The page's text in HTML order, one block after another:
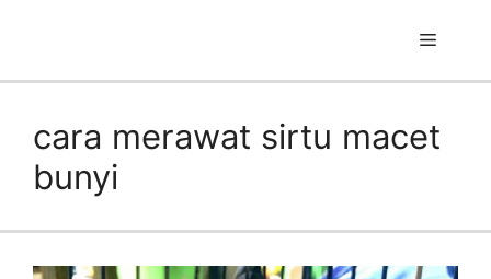
Menu
cara merawat sirtu macet
bunyi